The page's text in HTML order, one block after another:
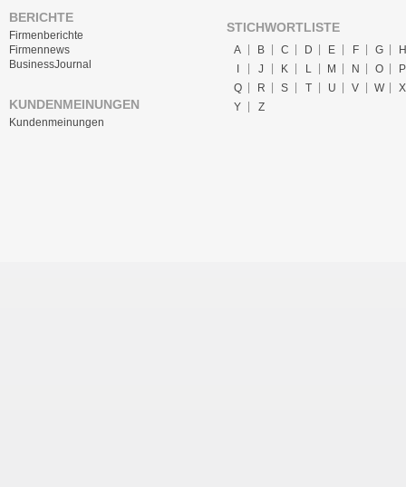
BERICHTE
Firmenberichte
Firmennews
BusinessJournal
KUNDENMEINUNGEN
Kundenmeinungen
STICHWORTLISTE
A B C D E F G
H
I
J K L M N O
P
Q
R S T U V W
X
Y
Z